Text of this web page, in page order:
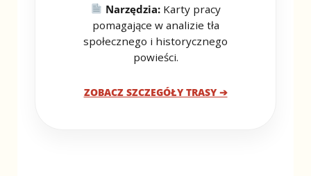
Narzędzia:Karty pracy
pomagające w analizie tła
społecznego i historycznego
powieści.
ZOBACZ SZCZEGÓŁY TRASY ➔